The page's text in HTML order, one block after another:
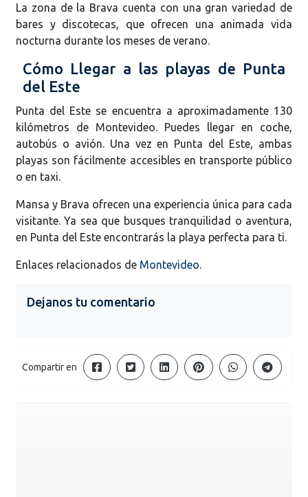
La zona de la Brava cuenta con una gran variedad de
bares y discotecas, que ofrecen una animada vida
nocturna durante los meses de verano.
Cómo Llegar a las playas de Punta
del Este
Punta del Este se encuentra a aproximadamente 130
kilómetros de Montevideo. Puedes llegar en coche,
autobús o avión. Una vez en Punta del Este, ambas
playas son fácilmente accesibles en transporte público
o en taxi.
Mansa y Brava ofrecen una experiencia única para cada
visitante. Ya sea que busques tranquilidad o aventura,
en Punta del Este encontrarás la playa perfecta para ti.
Enlaces relacionados de Montevideo.
Dejanos tu comentario
Compartir en